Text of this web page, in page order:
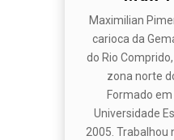
Maximilian
carioca da
do Rio
zona norte
Formado
Universidade
2005. Trabalhou